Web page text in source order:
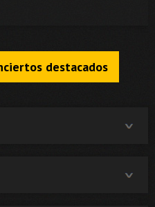
destacados